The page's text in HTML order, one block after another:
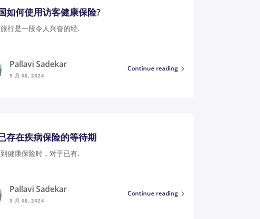
如何使用访客健康保险?
行是一段令人兴奋的经.
Pallavi Sadekar
5 月 08, 2024
Continue reading
存在疾病保险的等待期
健康保险时，对于已有.
Pallavi Sadekar
5 月 08, 2024
Continue reading